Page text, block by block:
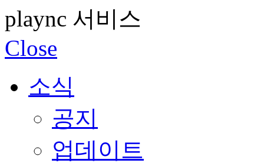
plaync 서비스
Close
소식
공지
업데이트